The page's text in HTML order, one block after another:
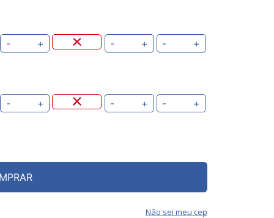
- + - + - +
- + - + - +
Não sei meu cep